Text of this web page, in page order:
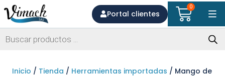
Portal clientes
0
Inicio / Tienda / Herramientas importadas / Mango de